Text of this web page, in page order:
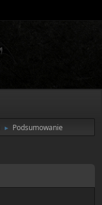
► Podsumowanie